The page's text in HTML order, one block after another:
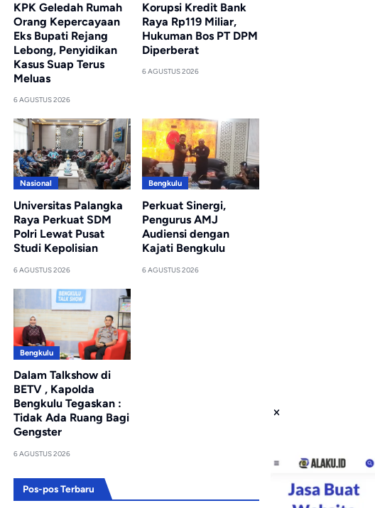
KPK Geledah Rumah
Orang Kepercayaan
Eks Bupati Rejang
Lebong, Penyidikan
Kasus Suap Terus
Meluas
6 AGUSTUS 2026
Korupsi Kredit Bank
Raya Rp119 Miliar,
Hukuman Bos PT DPM
Diperberat
6 AGUSTUS 2026
Nasional
Universitas Palangka
Raya Perkuat SDM
Polri Lewat Pusat
Studi Kepolisian
6 AGUSTUS 2026
Bengkulu
Perkuat Sinergi,
Pengurus AMJ
Audiensi dengan
Kajati Bengkulu
6 AGUSTUS 2026
Bengkulu
Dalam Talkshow di
BETV , Kapolda
Bengkulu Tegaskan :
Tidak Ada Ruang Bagi
Gengster
6 AGUSTUS 2026
Pos-pos Terbaru